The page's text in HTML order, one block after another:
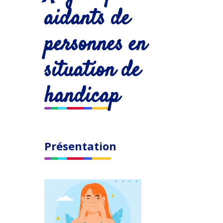
aidants de
personnes en
situation de
handicap
Présentation